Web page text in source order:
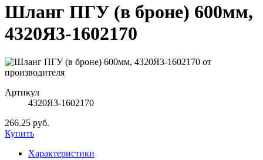
Шланг ПГУ (в броне) 600мм,
4320Я3-1602170
Артикул
4320Я3-1602170
266.25 руб.
Купить
Характеристики